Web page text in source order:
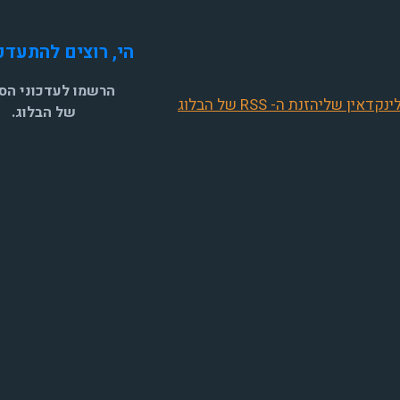
שליהזנת ה- RSS של הבלוג
הי, רוצים
הרשמו לעדכוני
של הבלוג.